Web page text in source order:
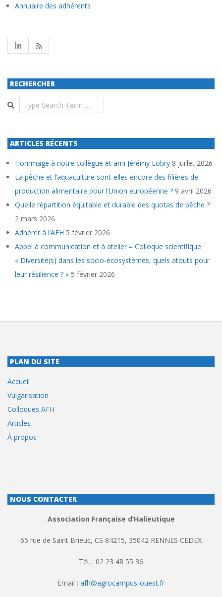
Annuaire des adhérents
RECHERCHER
Search
ARTICLES RÉCENTS
Hommage à notre collègue et ami Jérémy Lobry 8 juillet 2026
La pêche et l’aquaculture sont-elles encore des filières de
production alimentaire pour l’Union européenne ? 9 avril 2026
Quelle répartition équitable et durable des quotas de pêche ?
2 mars 2026
Adhérer à l’AFH 5 février 2026
Appel à communication et à atelier – Colloque scientifique
« Diversité(s) dans les socio-écosystèmes, quels atouts pour
leur résilience ? » 5 février 2026
PLAN DU SITE
Accueil
Vulgarisation
Colloques AFH
Articles
À propos
NOUS CONTACTER
Association Française d’Halieutique
65 rue de Saint Brieuc, CS 84215, 35042 RENNES CEDEX
Tél. : 02 23 48 55 36
Email : afh@agrocampus-ouest.fr